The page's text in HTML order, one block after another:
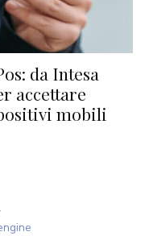
da Intesa
accettare
mobili